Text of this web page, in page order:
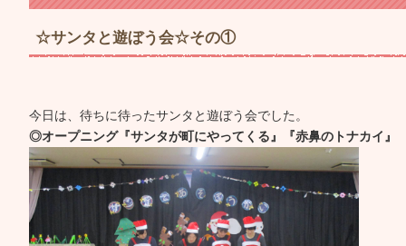
☆サンタと遊ぼう会☆その①
今日は、待ちに待ったサンタと遊ぼう会でした。
◎オープニング『サンタが町にやってくる』『赤鼻のトナカイ』